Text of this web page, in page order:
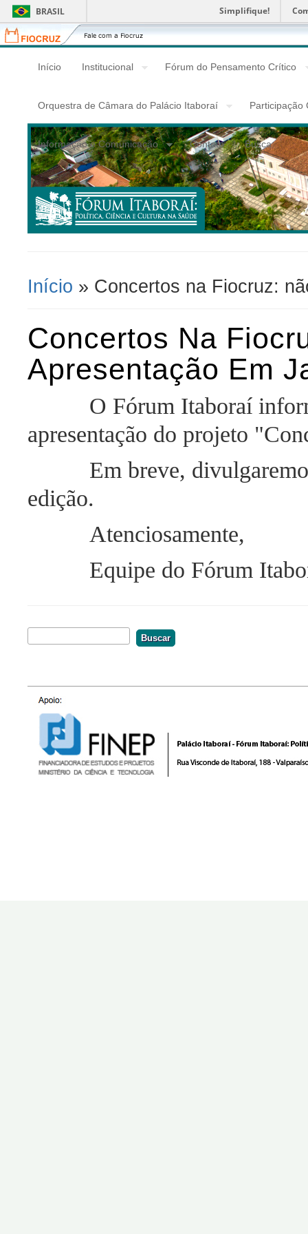
BRASIL Simplifique!
Fiocruz
Fale
com
Fiocruz
Início Institucional Fórum do Pensamento Crítico
Orquestra de Câmara do Palácio Itaboraí Participação
Informação e Comunicação Contato Busca
Você Está Aqui
Início » Concertos na Fiocruz:
Concertos Na
Apresentação Em
O Fórum Itaboraí
apresentação do projeto
Em breve, divulgaremos
edição.
Atenciosamente,
Equipe do Fórum
Formulário De Busca
Buscar